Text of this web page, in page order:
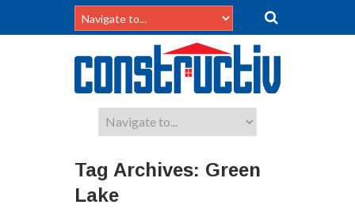
Tag Archives: Green
Lake